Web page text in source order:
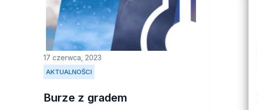
AKTUALNOŚCI
17 czerwca, 2023
Burze z gradem